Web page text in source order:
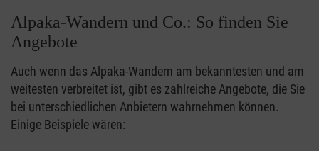
Alpaka-Wandern und Co.: So finden Sie
Angebote
Auch wenn das Alpaka-Wandern am bekanntesten und am
weitesten verbreitet ist, gibt es zahlreiche Angebote, die Sie
bei unterschiedlichen Anbietern wahrnehmen können.
Einige Beispiele wären: